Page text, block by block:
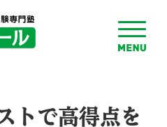
toggle
menu
トで高得点を